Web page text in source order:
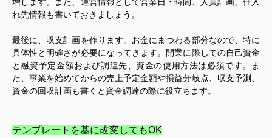
れ先情報も書いておきましょう。
最後に、収支計画を作ります。お金にまつわる部分なので、特に
具体性と明確さが必要になってきます。開業に際しての自己資金
と融資予定金額および調達先、資金の使用方法は必須です。ま
た、事業を始めてからの売上予定金額や損益分岐点、収支予測、
資金の回収計画も書くと資金調達の際に役立ちます。
テンプレートを基に改変してもOK